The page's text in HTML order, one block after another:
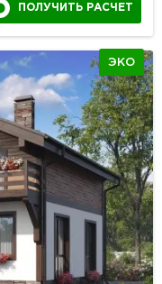
ПОЛУЧИТЬ РАСЧЕТ
ЭКО